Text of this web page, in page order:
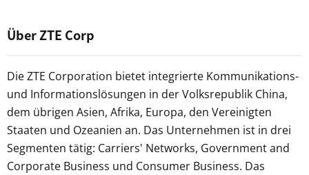
Über ZTE Corp
Die ZTE Corporation bietet integrierte Kommunikations-
und Informationslösungen in der Volksrepublik China,
dem übrigen Asien, Afrika, Europa, den Vereinigten
Staaten und Ozeanien an. Das Unternehmen ist in drei
Segmenten tätig: Carriers' Networks, Government and
Corporate Business und Consumer Business. Das